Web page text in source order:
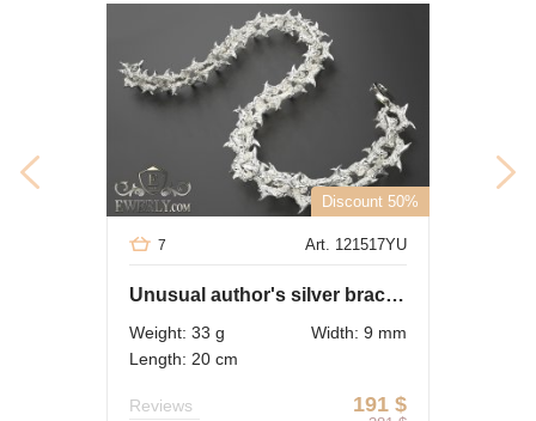
Discount 50%
Art. 121517YU
7
Unusual author's silver bracelet
Weight: 33 g
Width: 9 mm
Length: 20 cm
191 $
Reviews